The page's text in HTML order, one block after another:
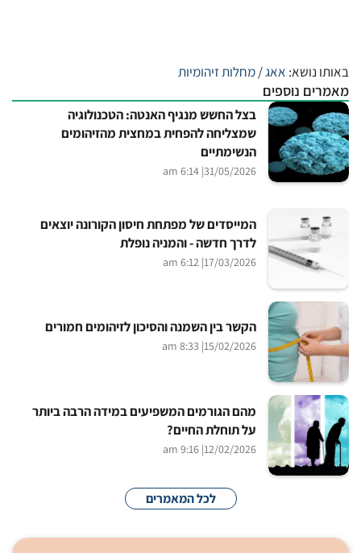
באותו נושא: אאג/מחלות זיהומיות
מאמרים נוספים
בצל החשש מנגיף האנטה: הטכנולוגיה
שמצליחה להפחית במחצית מהזיהומים
הנשימתיים
31/05/2026
| 6:14 am
המייסדים של מפתחת חיסון הקורונה יוצאים
לדרך חדשה - והמניה נופלת
17/03/2026
| 6:12 am
הקשר בין השמנה והסיכון לזיהומים חמורים
15/02/2026
| 8:33 am
מהם הגורמים המשפיעים במידה הרבה ביותר
על תוחלת החיים?
12/02/2026
| 9:16 am
לכל המאמרים